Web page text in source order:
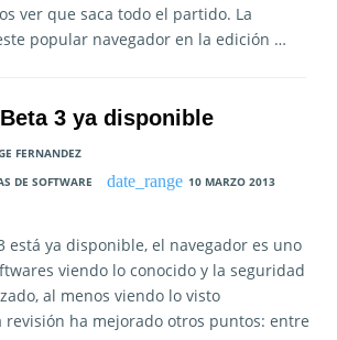
ver que saca todo el partido. La
popular navegador en la edición …
3 ya disponible
FERNANDEZ
DE SOFTWARE
10 MARZO 2013
está ya disponible, el navegador es uno
viendo lo conocido y la seguridad
al menos viendo lo visto
revisión ha mejorado otros puntos: entre